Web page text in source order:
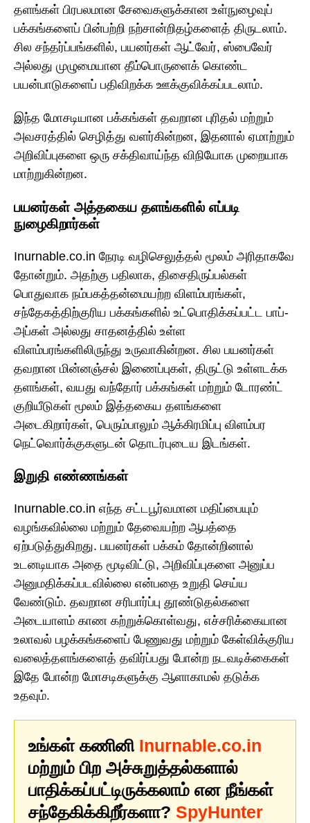
தளங்கள் பிரபலமான சேவைகளுக்கான உள்நுழைவுப்
பக்கங்களைப் பின்பற்றி நற்சான்றிதழ்களைத் திருடலாம்.
சில சந்தர்ப்பங்களில், பயனர்கள் ஆட்வேர், ஸ்பைவேர்
அல்லது முழுமையான தீம்பொருளைக் கொண்ட
பயன்பாடுகளைப் பதிவிறக்க ஊக்குவிக்கப்படலாம்.
இந்த மோசடியான பக்கங்கள் தவறான புரிதல் மற்றும்
அவசரத்தில் செழித்து வளர்கின்றன, இதனால் ஏமாற்றும்
அறிவிப்புகளை ஒரு சக்திவாய்ந்த விநியோக முறையாக
மாற்றுகின்றன.
பயனர்கள் அத்தகைய தளங்களில் எப்படி
நுழைகிறார்கள்
Inurnable.co.in நேரடி வழிசெலுத்தல் மூலம் அரிதாகவே
தோன்றும். அதற்கு பதிலாக, திசைதிருப்பல்கள்
பொதுவாக நம்பகத்தன்மையற்ற விளம்பரங்கள்,
சந்தேகத்திற்குரிய பக்கங்களில் உட்பொதிக்கப்பட்ட பாப்-
அப்கள் அல்லது சாதனத்தில் உள்ள
விளம்பரங்களிலிருந்து உருவாகின்றன. சில பயனர்கள்
தவறான மின்னஞ்சல் இணைப்புகள், திருட்டு உள்ளடக்க
தளங்கள், வயது வந்தோர் பக்கங்கள் மற்றும் டோரண்ட்
குறியீடுகள் மூலம் இத்தகைய தளங்களை
அடைகிறார்கள், பெரும்பாலும் ஆக்கிரமிப்பு விளம்பர
நெட்வொர்க்குகளுடன் தொடர்புடைய இடங்கள்.
இறுதி எண்ணங்கள்
Inurnable.co.in எந்த சட்டபூர்வமான மதிப்பையும்
வழங்கவில்லை மற்றும் தேவையற்ற ஆபத்தை
ஏற்படுத்துகிறது. பயனர்கள் பக்கம் தோன்றினால்
உடனடியாக அதை மூடிவிட்டு, அறிவிப்புகளை அனுப்ப
அனுமதிக்கப்படவில்லை என்பதை உறுதி செய்ய
வேண்டும். தவறான சரிபார்ப்பு தூண்டுதல்களை
அடையாளம் காண கற்றுக்கொள்வது, எச்சரிக்கையான
உலாவல் பழக்கங்களைப் பேணுவது மற்றும் கேள்விக்குரிய
வலைத்தளங்களைத் தவிர்ப்பது போன்ற நடவடிக்கைகள்
இதே போன்ற மோசடிகளுக்கு ஆளாகாமல் தடுக்க
உதவும்.
உங்கள் கணினி Inurnable.co.in
மற்றும் பிற அச்சுறுத்தல்களால்
பாதிக்கப்பட்டிருக்கலாம் என நீங்கள்
சந்தேகிக்கிறீர்களா? SpyHunter